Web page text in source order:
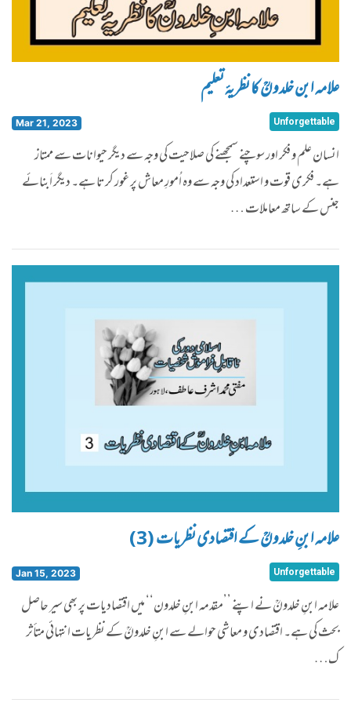
علامہ ابن خلدونؒ کا نظریۂ تعلیم
Mar 21, 2023 Unforgettable
انسان علم و فکر اور سوچنے سمجھنے کی صلاحیت کی وجہ سے دیگر حیوانات سے ممتاز
ہے۔ فکری قوت و استعداد کی وجہ سے وہ اُمورِ معاش پر غور کرتا ہے۔ دیگر اَبنائے
جنس کے ساتھ معاملات …
علامہ ابنِ خلدونؒ کے اقتصادی نظریات (3)
Jan 15, 2023 Unforgettable
علامہ ابنِ خلدونؒ نے اپنے ’’مقدمہ ابنِ خلدون‘‘ میں اقتصادیات پر بھی سیر حاصل
بحث کی ہے۔ اقتصادی و معاشی حوالے سے ابنِ خلدونؒ کے نظریات انتہائی متأثر
ک…